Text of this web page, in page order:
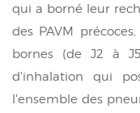
qui a borné leur
des PAVM
bornes (de J2 à
d'inhalation qui
l'ensemble des